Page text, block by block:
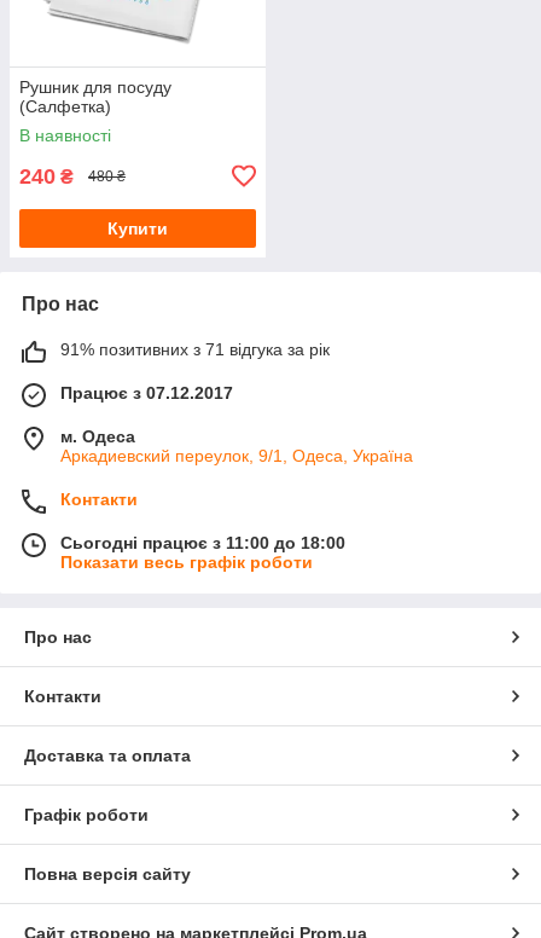
Рушник для посуду
(Салфетка)
В наявності
240 ₴ 480 ₴
Купити
Про нас
91% позитивних з 71 відгука за рік
Працює з 07.12.2017
м. Одеса
Аркадиевский переулок, 9/1, Одеса, Україна
Контакти
Сьогодні працює з 11:00 до 18:00
Показати весь графік роботи
Про нас
Контакти
Доставка та оплата
Графік роботи
Повна версія сайту
Сайт створено на маркетплейсі Prom.ua